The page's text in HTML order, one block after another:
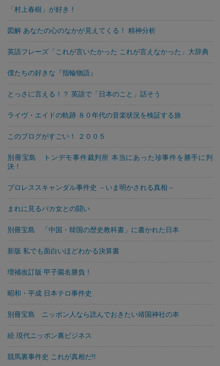
「村上春樹」が好き！
図解 あなたの心のなかが見えてくる！ 精神分析
英語フレーズ「これが言いたかった これが言えなかった」大辞典
僕たちの好きな『指輪物語』
とっさに言える！？ 英語で「日本のこと」話そう
ライヴ・エイドの軌跡 ８０年代の音楽状況を検証する旅
このブログがすごい！ ２００５
別冊宝島 トンデモ事件裁判所 本当にあった珍事件を勝手に判
決！
プロレススキャンダル事件史 －いま明かされる真相－
まれに見るバカ女との闘い
別冊宝島 「中国・韓国の歴史教科書」に書かれた日本
新版 私でも面白いほどわかる決算書
増補改訂版 甲子園名勝負！
昭和・平成 日本テロ事件史
別冊宝島 ニッポン人なら読んでおきたい靖国神社の本
続 現代ニッポン裏ビジネス
競馬裏事件史 これが真相だ!!